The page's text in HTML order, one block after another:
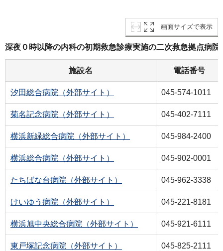
画面サイズで表示
深夜０時以降の内科の初期救急診療実施の二次救急拠点病院
施設名 電話番号
汐田総合病院（外部サイト） 045-574-1011
菊名記念病院（外部サイト） 045-402-7111
横浜新緑総合病院（外部サイト） 045-984-2400
横浜総合病院（外部サイト） 045-902-0001
たちばな台病院（外部サイト） 045-962-3338
けいゆう病院（外部サイト） 045-221-8181
横浜旭中央総合病院（外部サイト） 045-921-6111
東戸塚記念病院（外部サイト） 045-825-2111